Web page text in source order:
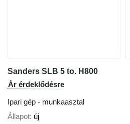
Sanders SLB 5 to. H800
Ár érdeklődésre
Ipari gép - munkaasztal
Állapot új